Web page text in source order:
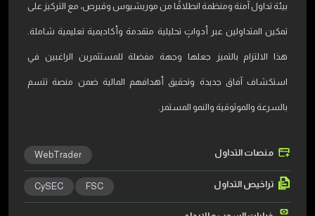
بيئة تداول آمنة ومنظمة انطلاقًا من موريشيوس وقبرص، مع التركيز على
تمكين المتداولين عبر أدواتٍ تحليلية متقدمة وأكاديمية تعليمية شاملة.
هذا الالتزام بالتميز جعلها وجهة مفضلة للمستثمرين الراغبين في
استكشاف آفاق جديدة وتحقيق أهدافهم المالية ضمن منصة تتسم
بالسرعة والموثوقية والنمو المستمر.
منصات التداول WebTrader
تراخيص التداول FSC
CySEC